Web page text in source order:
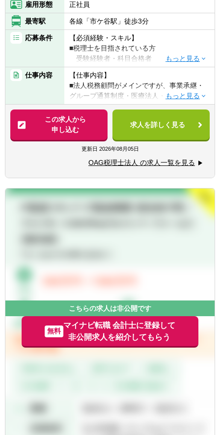
雇用形態 正社員
最寄駅 各線「市ケ谷駅」徒歩3分
応募条件
【必須経験・スキル】
■税理士を目指されている方
受験経験者・科目合格者
（経験、スキルによって相談に応じます）
■会計事務所経験3年以上 or 事業会社の経理
経験3年以上
【歓迎経験・スキル】
■税理士または有資格者
【求める人物像】
■積極的にお客様を理解し、常に状況を改善
しようとする意識の持てる方
■新しいことへのチャレンジ精神のある方
■臨機応変な対応が出来る方
仕事内容
【仕事内容】
■法人税務顧問がメインですが、事業承継・
グループ通算制度・医療法人・非営利法人な
どの特殊案件や上場企業などの大型案件に関
する業務も経験できます。
■顧問先は優良中小企業を中心に、スタート
アップ企業から上場準備企業、上場企業まで
幅広く、医療法人や公益法人の顧問先もあり
幅広く経験を積むことが出来る環境です。
■顧問先の自計化率が高く、社内に記帳代行
専任のアシスタントがいるのでスタッフが自
ら会計入力作業を行うことは原則としてあり
則として社会保険労務士法人が行います。
ことができます。
事業承継、相続申告、組織再編、デューデリ
ジェンス等のスポット業務は専門部署のサポ
ートがあるので経験の無い方でも安心してご
入社いただけます。
この求人から
申し込む
求人を詳しく見る
更新日 2026年08月05日
OAG税理士法人 の求人一覧を見る
こちらの求人は非公開です
無料
マイナビ転職 会計士に登録して
非公開求人を紹介してもらう